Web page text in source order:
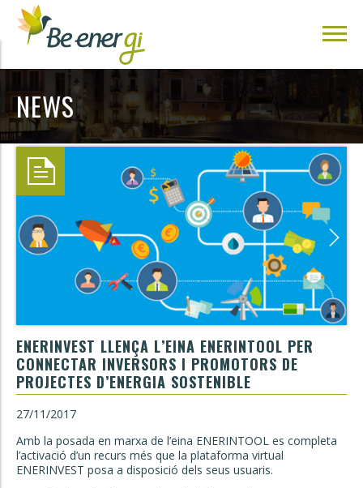
NEWS
ENERINVEST LLENÇA L’EINA ENERINTOOL PER
CONNECTAR INVERSORS I PROMOTORS DE
PROJECTES D’ENERGIA SOSTENIBLE
27/11/2017
Amb la posada en marxa de l’eina ENERINTOOL es completa
l’activació d’un recurs més que la plataforma virtual
ENERINVEST posa a disposició dels seus usuaris.